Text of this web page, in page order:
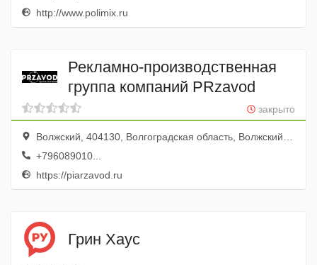
http://www.polimix.ru
Рекламно-производственная
группа компаний PRzavod
закрыто
Волжский, 404130, Волгоградская область, Волжский, пр. Ленина, дом 20В, офис 5, офисный центр "Старая площадь", https://piarzavod.ru
+796089010...
https://piarzavod.ru
Грин Хаус